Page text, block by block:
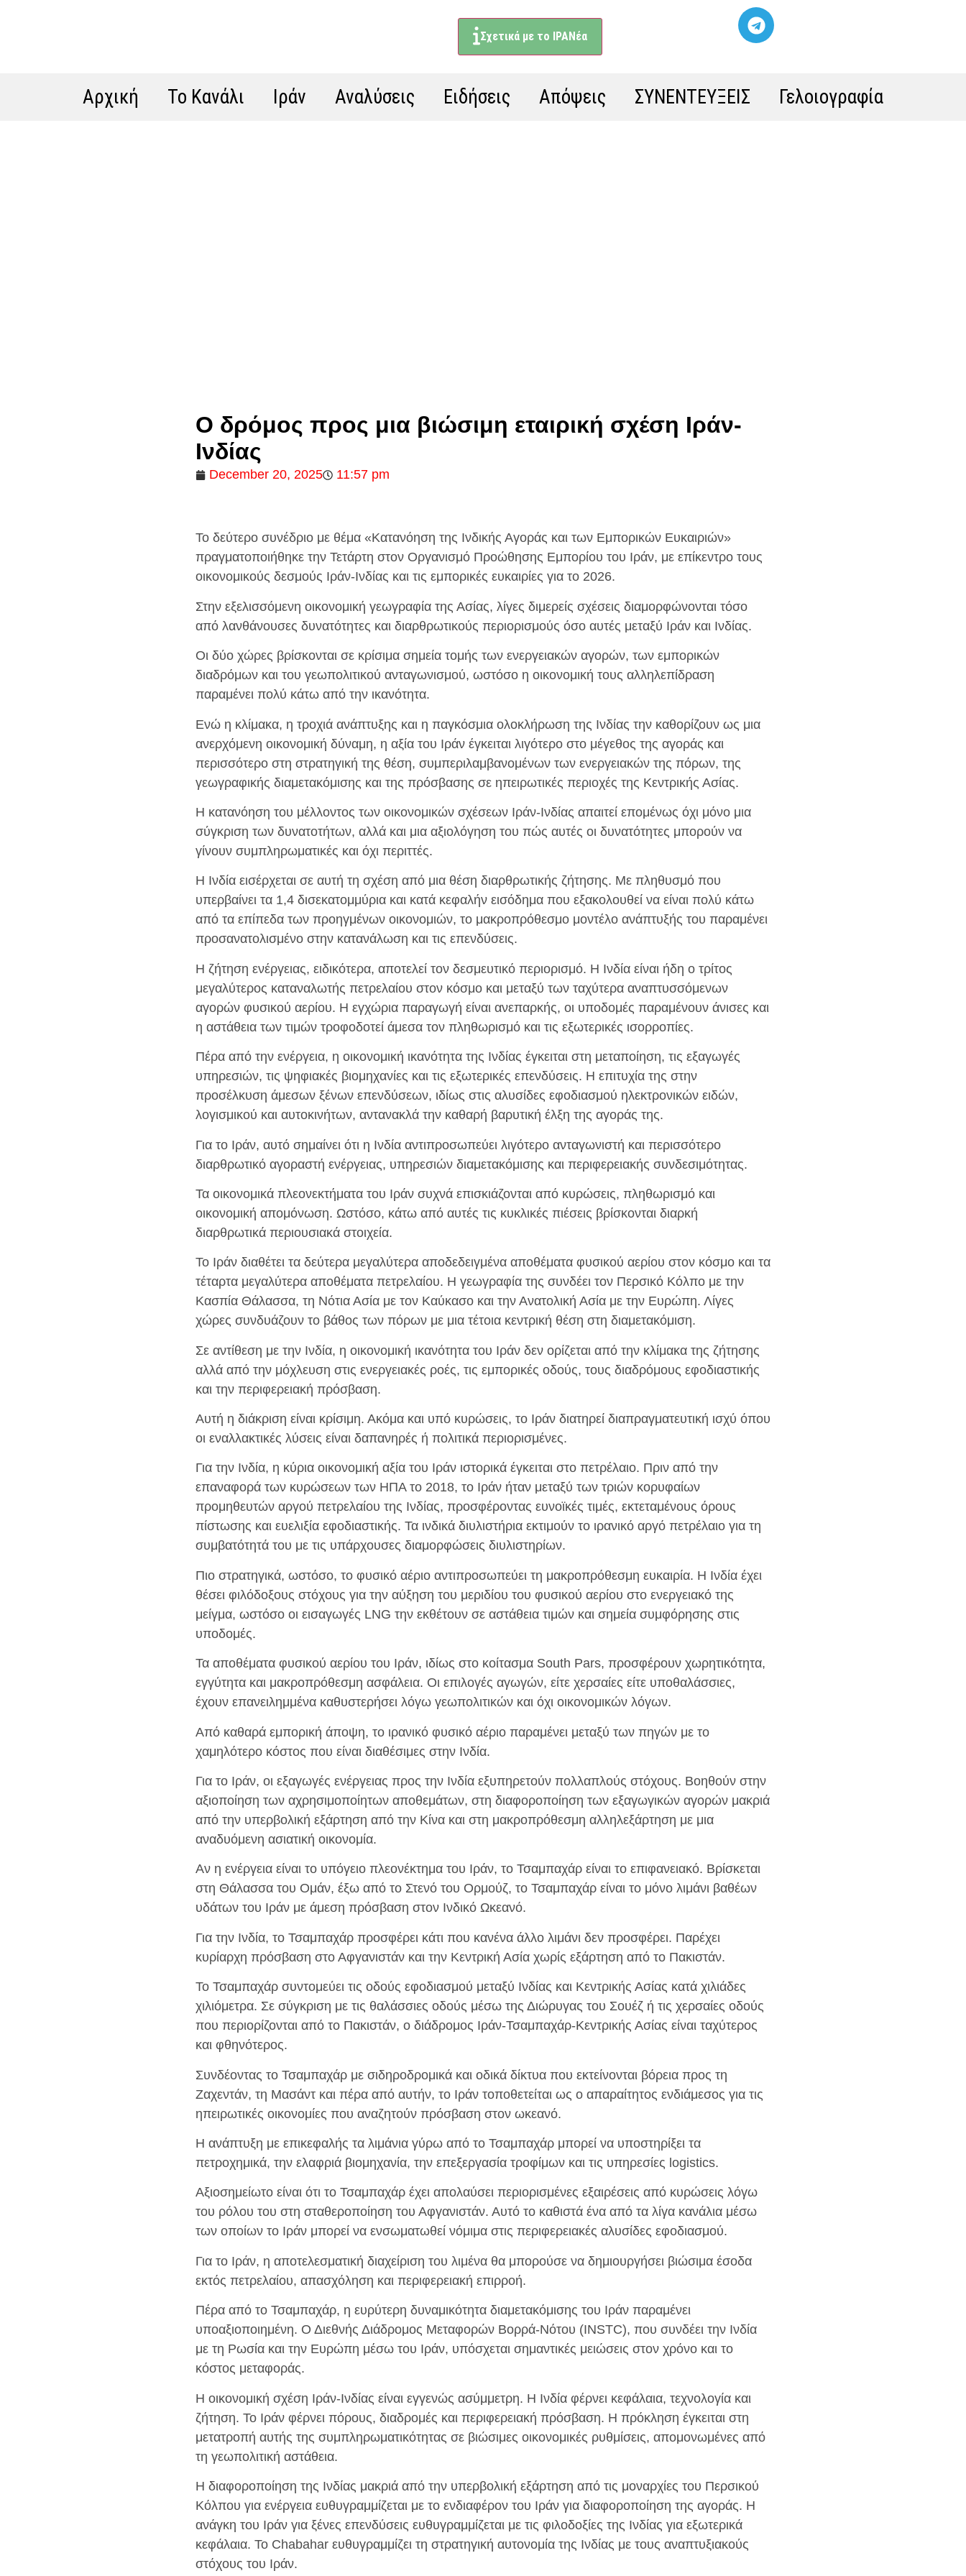
Σχετικά με το ΙΡΑΝέα
Αρχική Το Κανάλι Ιράν Αναλύσεις Ειδήσεις Απόψεις ΣΥΝΕΝΤΕΥΞΕΙΣ Γελοιογραφία
Ο δρόμος προς μια βιώσιμη εταιρική σχέση Ιράν-
Ινδίας
December 20, 2025 11:57 pm
Το δεύτερο συνέδριο με θέμα «Κατανόηση της Ινδικής Αγοράς και των Εμπορικών Ευκαιριών»
πραγματοποιήθηκε την Τετάρτη στον Οργανισμό Προώθησης Εμπορίου του Ιράν, με επίκεντρο τους
οικονομικούς δεσμούς Ιράν-Ινδίας και τις εμπορικές ευκαιρίες για το 2026.
Στην εξελισσόμενη οικονομική γεωγραφία της Ασίας, λίγες διμερείς σχέσεις διαμορφώνονται τόσο
από λανθάνουσες δυνατότητες και διαρθρωτικούς περιορισμούς όσο αυτές μεταξύ Ιράν και Ινδίας.
Οι δύο χώρες βρίσκονται σε κρίσιμα σημεία τομής των ενεργειακών αγορών, των εμπορικών
διαδρόμων και του γεωπολιτικού ανταγωνισμού, ωστόσο η οικονομική τους αλληλεπίδραση
παραμένει πολύ κάτω από την ικανότητα.
Ενώ η κλίμακα, η τροχιά ανάπτυξης και η παγκόσμια ολοκλήρωση της Ινδίας την καθορίζουν ως μια
ανερχόμενη οικονομική δύναμη, η αξία του Ιράν έγκειται λιγότερο στο μέγεθος της αγοράς και
περισσότερο στη στρατηγική της θέση, συμπεριλαμβανομένων των ενεργειακών της πόρων, της
γεωγραφικής διαμετακόμισης και της πρόσβασης σε ηπειρωτικές περιοχές της Κεντρικής Ασίας.
Η κατανόηση του μέλλοντος των οικονομικών σχέσεων Ιράν-Ινδίας απαιτεί επομένως όχι μόνο μια
σύγκριση των δυνατοτήτων, αλλά και μια αξιολόγηση του πώς αυτές οι δυνατότητες μπορούν να
γίνουν συμπληρωματικές και όχι περιττές.
Η Ινδία εισέρχεται σε αυτή τη σχέση από μια θέση διαρθρωτικής ζήτησης. Με πληθυσμό που
υπερβαίνει τα 1,4 δισεκατομμύρια και κατά κεφαλήν εισόδημα που εξακολουθεί να είναι πολύ κάτω
από τα επίπεδα των προηγμένων οικονομιών, το μακροπρόθεσμο μοντέλο ανάπτυξής του παραμένει
προσανατολισμένο στην κατανάλωση και τις επενδύσεις.
Η ζήτηση ενέργειας, ειδικότερα, αποτελεί τον δεσμευτικό περιορισμό. Η Ινδία είναι ήδη ο τρίτος
μεγαλύτερος καταναλωτής πετρελαίου στον κόσμο και μεταξύ των ταχύτερα αναπτυσσόμενων
αγορών φυσικού αερίου. Η εγχώρια παραγωγή είναι ανεπαρκής, οι υποδομές παραμένουν άνισες και
η αστάθεια των τιμών τροφοδοτεί άμεσα τον πληθωρισμό και τις εξωτερικές ισορροπίες.
Πέρα από την ενέργεια, η οικονομική ικανότητα της Ινδίας έγκειται στη μεταποίηση, τις εξαγωγές
υπηρεσιών, τις ψηφιακές βιομηχανίες και τις εξωτερικές επενδύσεις. Η επιτυχία της στην
προσέλκυση άμεσων ξένων επενδύσεων, ιδίως στις αλυσίδες εφοδιασμού ηλεκτρονικών ειδών,
λογισμικού και αυτοκινήτων, αντανακλά την καθαρή βαρυτική έλξη της αγοράς της.
Για το Ιράν, αυτό σημαίνει ότι η Ινδία αντιπροσωπεύει λιγότερο ανταγωνιστή και περισσότερο
διαρθρωτικό αγοραστή ενέργειας, υπηρεσιών διαμετακόμισης και περιφερειακής συνδεσιμότητας.
Τα οικονομικά πλεονεκτήματα του Ιράν συχνά επισκιάζονται από κυρώσεις, πληθωρισμό και
οικονομική απομόνωση. Ωστόσο, κάτω από αυτές τις κυκλικές πιέσεις βρίσκονται διαρκή
διαρθρωτικά περιουσιακά στοιχεία.
Το Ιράν διαθέτει τα δεύτερα μεγαλύτερα αποδεδειγμένα αποθέματα φυσικού αερίου στον κόσμο και τα
τέταρτα μεγαλύτερα αποθέματα πετρελαίου. Η γεωγραφία της συνδέει τον Περσικό Κόλπο με την
Κασπία Θάλασσα, τη Νότια Ασία με τον Καύκασο και την Ανατολική Ασία με την Ευρώπη. Λίγες
χώρες συνδυάζουν το βάθος των πόρων με μια τέτοια κεντρική θέση στη διαμετακόμιση.
Σε αντίθεση με την Ινδία, η οικονομική ικανότητα του Ιράν δεν ορίζεται από την κλίμακα της ζήτησης
αλλά από την μόχλευση στις ενεργειακές ροές, τις εμπορικές οδούς, τους διαδρόμους εφοδιαστικής
και την περιφερειακή πρόσβαση.
Αυτή η διάκριση είναι κρίσιμη. Ακόμα και υπό κυρώσεις, το Ιράν διατηρεί διαπραγματευτική ισχύ όπου
οι εναλλακτικές λύσεις είναι δαπανηρές ή πολιτικά περιορισμένες.
Για την Ινδία, η κύρια οικονομική αξία του Ιράν ιστορικά έγκειται στο πετρέλαιο. Πριν από την
επαναφορά των κυρώσεων των ΗΠΑ το 2018, το Ιράν ήταν μεταξύ των τριών κορυφαίων
προμηθευτών αργού πετρελαίου της Ινδίας, προσφέροντας ευνοϊκές τιμές, εκτεταμένους όρους
πίστωσης και ευελιξία εφοδιαστικής. Τα ινδικά διυλιστήρια εκτιμούν το ιρανικό αργό πετρέλαιο για τη
συμβατότητά του με τις υπάρχουσες διαμορφώσεις διυλιστηρίων.
Πιο στρατηγικά, ωστόσο, το φυσικό αέριο αντιπροσωπεύει τη μακροπρόθεσμη ευκαιρία. Η Ινδία έχει
θέσει φιλόδοξους στόχους για την αύξηση του μεριδίου του φυσικού αερίου στο ενεργειακό της
μείγμα, ωστόσο οι εισαγωγές LNG την εκθέτουν σε αστάθεια τιμών και σημεία συμφόρησης στις
υποδομές.
Τα αποθέματα φυσικού αερίου του Ιράν, ιδίως στο κοίτασμα South Pars, προσφέρουν χωρητικότητα,
εγγύτητα και μακροπρόθεσμη ασφάλεια. Οι επιλογές αγωγών, είτε χερσαίες είτε υποθαλάσσιες,
έχουν επανειλημμένα καθυστερήσει λόγω γεωπολιτικών και όχι οικονομικών λόγων.
Από καθαρά εμπορική άποψη, το ιρανικό φυσικό αέριο παραμένει μεταξύ των πηγών με το
χαμηλότερο κόστος που είναι διαθέσιμες στην Ινδία.
Για το Ιράν, οι εξαγωγές ενέργειας προς την Ινδία εξυπηρετούν πολλαπλούς στόχους. Βοηθούν στην
αξιοποίηση των αχρησιμοποίητων αποθεμάτων, στη διαφοροποίηση των εξαγωγικών αγορών μακριά
από την υπερβολική εξάρτηση από την Κίνα και στη μακροπρόθεσμη αλληλεξάρτηση με μια
αναδυόμενη ασιατική οικονομία.
Αν η ενέργεια είναι το υπόγειο πλεονέκτημα του Ιράν, το Τσαμπαχάρ είναι το επιφανειακό. Βρίσκεται
στη Θάλασσα του Ομάν, έξω από το Στενό του Ορμούζ, το Τσαμπαχάρ είναι το μόνο λιμάνι βαθέων
υδάτων του Ιράν με άμεση πρόσβαση στον Ινδικό Ωκεανό.
Για την Ινδία, το Τσαμπαχάρ προσφέρει κάτι που κανένα άλλο λιμάνι δεν προσφέρει. Παρέχει
κυρίαρχη πρόσβαση στο Αφγανιστάν και την Κεντρική Ασία χωρίς εξάρτηση από το Πακιστάν.
Το Τσαμπαχάρ συντομεύει τις οδούς εφοδιασμού μεταξύ Ινδίας και Κεντρικής Ασίας κατά χιλιάδες
χιλιόμετρα. Σε σύγκριση με τις θαλάσσιες οδούς μέσω της Διώρυγας του Σουέζ ή τις χερσαίες οδούς
που περιορίζονται από το Πακιστάν, ο διάδρομος Ιράν-Τσαμπαχάρ-Κεντρικής Ασίας είναι ταχύτερος
και φθηνότερος.
Συνδέοντας το Τσαμπαχάρ με σιδηροδρομικά και οδικά δίκτυα που εκτείνονται βόρεια προς τη
Ζαχεντάν, τη Μασάντ και πέρα ​​από αυτήν, το Ιράν τοποθετείται ως ο απαραίτητος ενδιάμεσος για τις
ηπειρωτικές οικονομίες που αναζητούν πρόσβαση στον ωκεανό.
Η ανάπτυξη με επικεφαλής τα λιμάνια γύρω από το Τσαμπαχάρ μπορεί να υποστηρίξει τα
πετροχημικά, την ελαφριά βιομηχανία, την επεξεργασία τροφίμων και τις υπηρεσίες logistics.
Αξιοσημείωτο είναι ότι το Τσαμπαχάρ έχει απολαύσει περιορισμένες εξαιρέσεις από κυρώσεις λόγω
του ρόλου του στη σταθεροποίηση του Αφγανιστάν. Αυτό το καθιστά ένα από τα λίγα κανάλια μέσω
των οποίων το Ιράν μπορεί να ενσωματωθεί νόμιμα στις περιφερειακές αλυσίδες εφοδιασμού.
Για το Ιράν, η αποτελεσματική διαχείριση του λιμένα θα μπορούσε να δημιουργήσει βιώσιμα έσοδα
εκτός πετρελαίου, απασχόληση και περιφερειακή επιρροή.
Πέρα από το Τσαμπαχάρ, η ευρύτερη δυναμικότητα διαμετακόμισης του Ιράν παραμένει
υποαξιοποιημένη. Ο Διεθνής Διάδρομος Μεταφορών Βορρά-Νότου (INSTC), που συνδέει την Ινδία
με τη Ρωσία και την Ευρώπη μέσω του Ιράν, υπόσχεται σημαντικές μειώσεις στον χρόνο και το
κόστος μεταφοράς.
Η οικονομική σχέση Ιράν-Ινδίας είναι εγγενώς ασύμμετρη. Η Ινδία φέρνει κεφάλαια, τεχνολογία και
ζήτηση. Το Ιράν φέρνει πόρους, διαδρομές και περιφερειακή πρόσβαση. Η πρόκληση έγκειται στη
μετατροπή αυτής της συμπληρωματικότητας σε βιώσιμες οικονομικές ρυθμίσεις, απομονωμένες από
τη γεωπολιτική αστάθεια.
Η διαφοροποίηση της Ινδίας μακριά από την υπερβολική εξάρτηση από τις μοναρχίες του Περσικού
Κόλπου για ενέργεια ευθυγραμμίζεται με το ενδιαφέρον του Ιράν για διαφοροποίηση της αγοράς. Η
ανάγκη του Ιράν για ξένες επενδύσεις ευθυγραμμίζεται με τις φιλοδοξίες της Ινδίας για εξωτερικά
κεφάλαια. Το Chabahar ευθυγραμμίζει τη στρατηγική αυτονομία της Ινδίας με τους αναπτυξιακούς
στόχους του Ιράν.